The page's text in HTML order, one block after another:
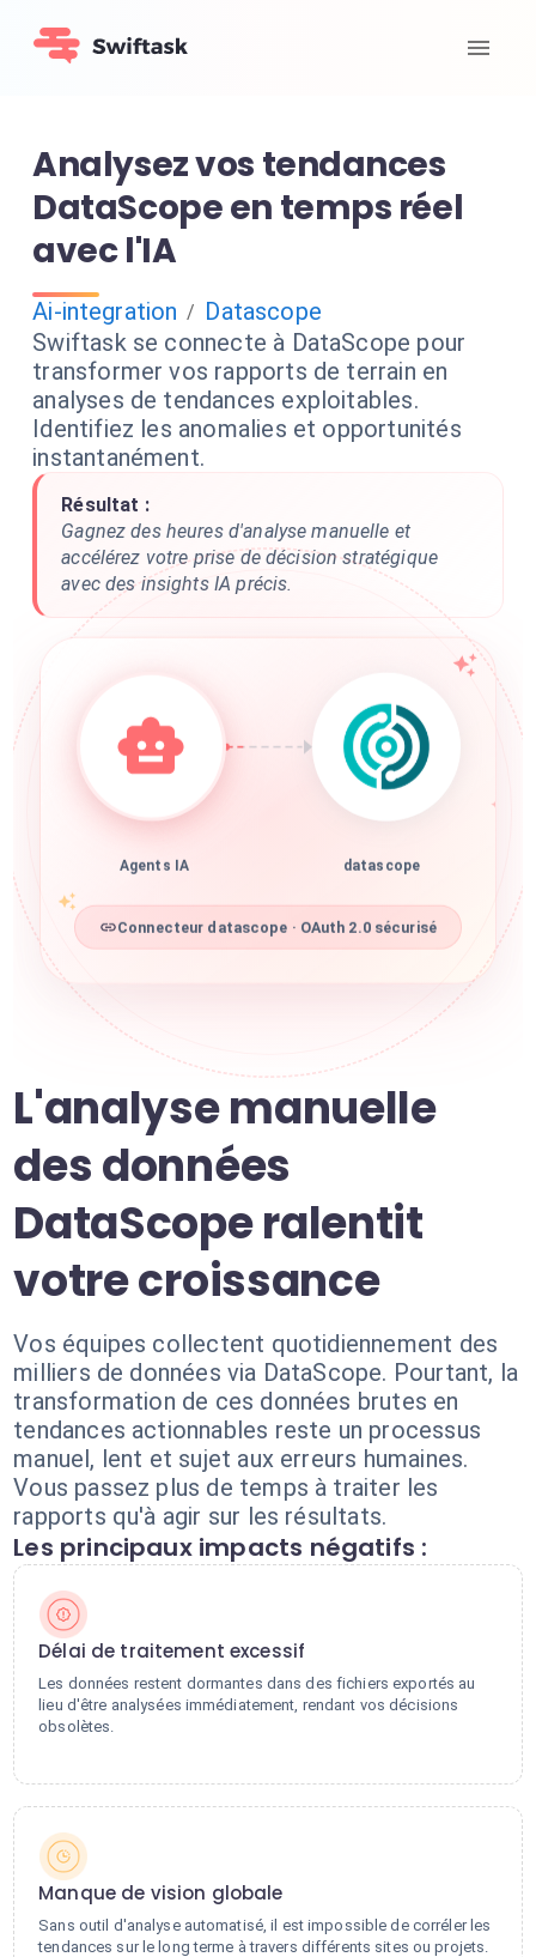
Analysez vos tendances
DataScope en temps réel
avec l'IA
Ai-integration / Datascope
Swiftask se connecte à DataScope pour
transformer vos rapports de terrain en
analyses de tendances exploitables.
Identifiez les anomalies et opportunités
instantanément.
Résultat :
Gagnez des heures d'analyse manuelle et
accélérez votre prise de décision stratégique
avec des insights IA précis.
Agents IA datascope
Connecteur datascope · OAuth 2.0 sécurisé
L'analyse manuelle
des données
DataScope ralentit
votre croissance
Vos équipes collectent quotidiennement des
milliers de données via DataScope. Pourtant, la
transformation de ces données brutes en
tendances actionnables reste un processus
manuel, lent et sujet aux erreurs humaines.
Vous passez plus de temps à traiter les
rapports qu'à agir sur les résultats.
Les principaux impacts négatifs :
Délai de traitement excessif
Les données restent dormantes dans des fichiers exportés au
lieu d'être analysées immédiatement, rendant vos décisions
obsolètes.
Manque de vision globale
Sans outil d'analyse automatisé, il est impossible de corréler les
tendances sur le long terme à travers différents sites ou projets.